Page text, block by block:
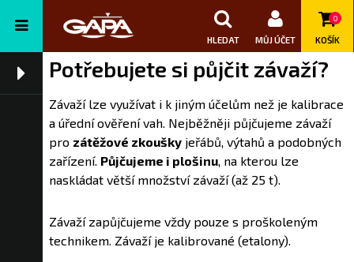
HLEDAT MŮJ ÚČET
0
KOŠÍK
Potřebujete si půjčit závaží?
Závaží lze využívat i k jiným účelům než je kalibrace
a úřední ověření vah. Nejběžněji půjčujeme závaží
pro zátěžové zkoušky jeřábů, výtahů a podobných
zařízení. Půjčujeme i plošinu, na kterou lze
naskládat větší množství závaží (až 25 t).
Závaží zapůjčujeme vždy pouze s proškoleným
technikem. Závaží je kalibrované (etalony).